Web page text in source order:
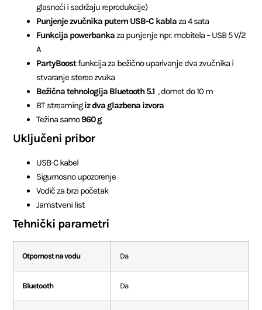
glasnoći i sadržaju reprodukcije)
Punjenje zvučnika putem USB-C kablaza 4 sata
Funkcija powerbankaza punjenje npr. mobitela – USB 5 V/2
A
PartyBoostfunkcija za bežično uparivanje dva zvučnika i
stvaranje stereo zvuka
Bežična tehnologija Bluetooth 5.1 , domet do 10 m
BT streamingiz dva glazbena izvora
Težina samo960 g
Uključeni pribor
USB-C kabel
Sigurnosno upozorenje
Vodič za brzi početak
Jamstveni list
Tehnički parametri
Otpornost na vodu Da
Bluetooth Da